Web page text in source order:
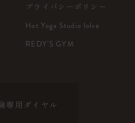
プライバシーポリシー
Hot Yoga Studio lolve
REDY'S GYM
専用ダイヤル